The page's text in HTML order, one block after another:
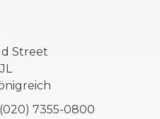
Street
7355-0800